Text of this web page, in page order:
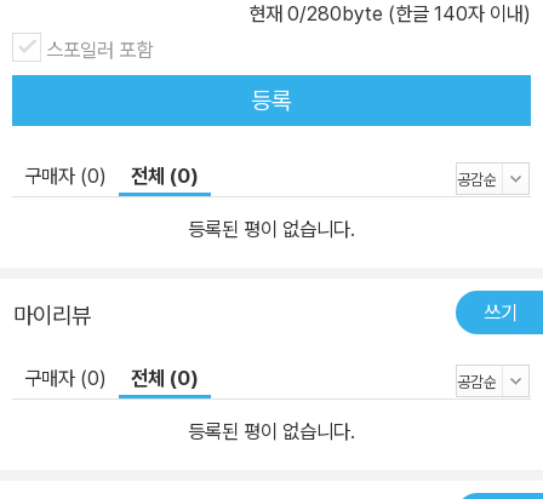
현재 0/280byte (한글 140자 이내)
스포일러 포함
등록
구매자 (0) 전체 (0)
등록된 평이 없습니다.
마이리뷰 쓰기
구매자 (0) 전체 (0)
등록된 평이 없습니다.